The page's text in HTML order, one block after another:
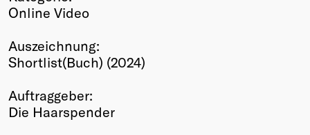
Friends of Creativity
Winners
2026
Annual
Online Video
Auszeichnung:
Shortlist(Buch) (2024)
Auftraggeber:
Die Haarspender